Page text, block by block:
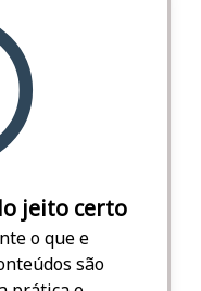
jeito certo
o que e
são